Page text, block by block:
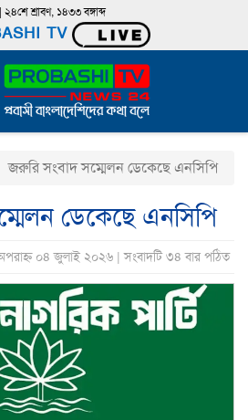
শ্রাবণ, ১৪৩৩ বঙ্গাব্দ
TV
জরুরি সংবাদ সম্মেলন ডেকেছে এনসিপি
ডেকেছে এনসিপি
০৪ জুলাই ২০২৬ | সংবাদটি ৩৪ বার পঠিত